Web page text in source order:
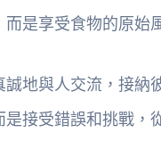
而是享受食物的原
地與人交流，接納
接受錯誤和挑戰，